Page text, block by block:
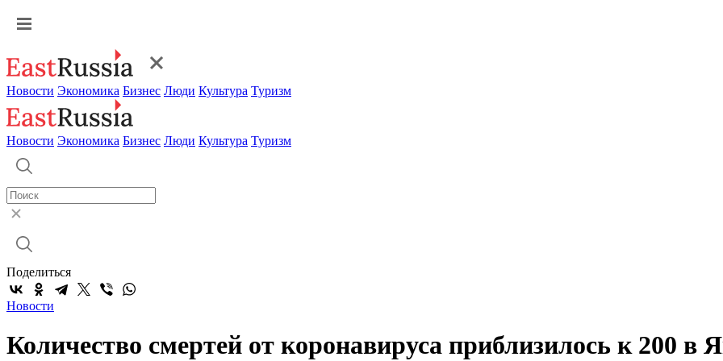
Новости Экономика Бизнес Люди Культура Туризм
Новости Экономика Бизнес Люди Культура Туризм
Поделиться
Новости
Количество смертей от коронавируса приблизилось к 200 в